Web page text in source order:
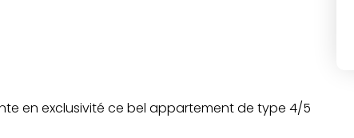
en exclusivité ce bel appartement de type 4/5